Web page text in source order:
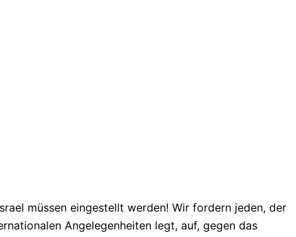
müssen eingestellt werden! Wir fordern jeden, der
Angelegenheiten legt, auf, gegen das